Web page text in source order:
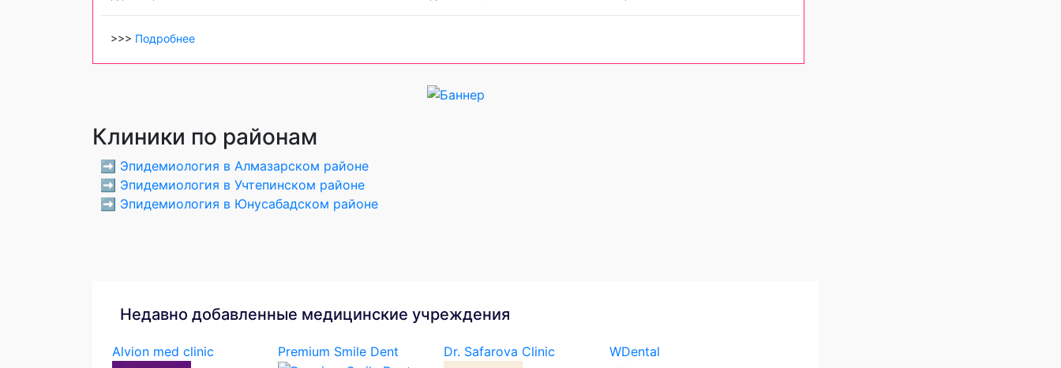
>>> Подробнее
Клиники по районам
➡️ Эпидемиология в Алмазарском районе
➡️ Эпидемиология в Учтепинском районе
➡️ Эпидемиология в Юнусабадском районе
Недавно добавленные медицинские учреждения
Alvion med clinic Premium Smile Dent Dr. Safarova Clinic WDental